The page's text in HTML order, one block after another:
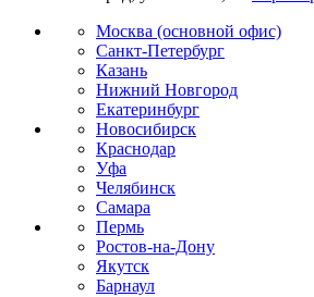
Москва (основной офис)
Санкт-Петербург
Казань
Нижний Новгород
Екатеринбург
Новосибирск
Краснодар
Уфа
Челябинск
Самара
Пермь
Ростов-на-Дону
Якутск
Барнаул